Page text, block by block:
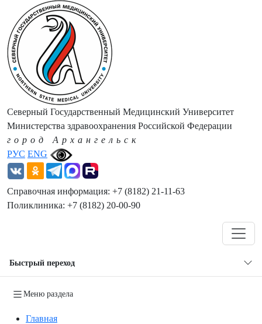
РУС ENG
Северный Государственный Медицинский Университет
Министерства здравоохранения Российской Федерации
город Архангельск
Справочная информация: +7 (8182) 21-11-63
Поликлиника: +7 (8182) 20-00-90
Быстрый переход
Меню раздела
Главная